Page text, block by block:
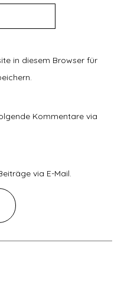
in diesem Browser für
Kommentare via
via E-Mail.